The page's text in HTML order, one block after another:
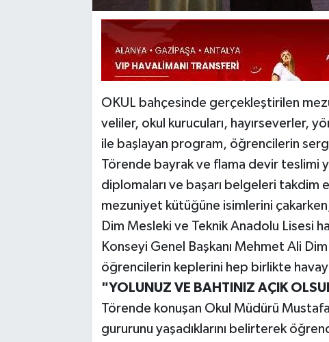
OKUL bahçesinde gerçekleştirilen
veliler, okul kurucuları, hayırseverler,
ile başlayan program, öğrencilerin
Törende bayrak ve flama devir teslimi
diplomaları ve başarı belgeleri
mezuniyet kütüğüne isimlerini
Dim Mesleki ve Teknik Anadolu Lisesi
Konseyi Genel Başkanı Mehmet Ali
öğrencilerin keplerini hep birlikte
"YOLUNUZ VE BAHTINIZ AÇIK
Törende konuşan Okul Müdürü
gururunu yaşadıklarını belirterek